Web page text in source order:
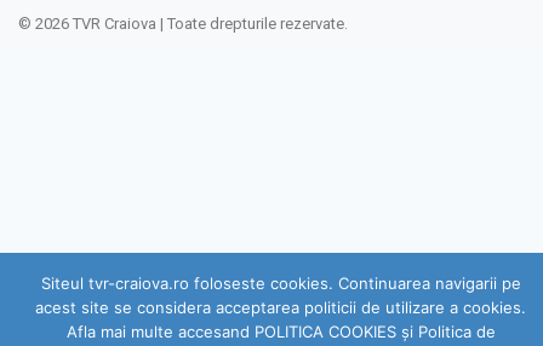
© 2026 TVR Craiova | Toate drepturile rezervate.
Siteul tvr-craiova.ro foloseste cookies. Continuarea navigarii pe
acest site se considera acceptarea politicii de utilizare a cookies.
Afla mai multe accesand POLITICA COOKIES și Politica de